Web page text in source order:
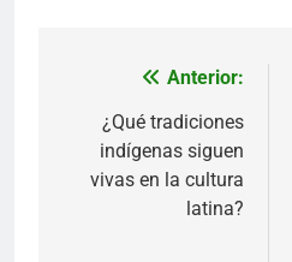
Navegación
entradas
Anterior:
¿Qué tradiciones
indígenas siguen
vivas en la cultura
latina?